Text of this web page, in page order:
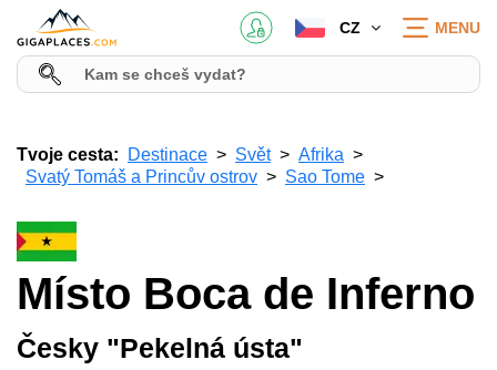
CZ MENU
Tvoje cesta: Destinace Svět
Afrika
Svatý Tomáš a Princův ostrov
Sao Tome
Místo Boca de Inferno
Česky "Pekelná ústa"